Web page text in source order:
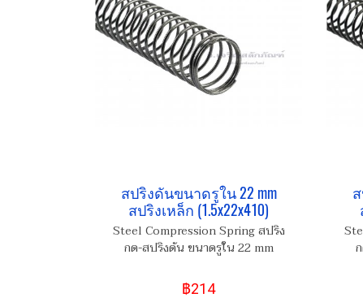
สปริงดันขนาดรูใน 22 mm
สปริงเหล็ก (1.5x22x410)
Steel Compression Spring สปริง
กด-สปริงดัน ขนาดรูใน 22 mm
฿214